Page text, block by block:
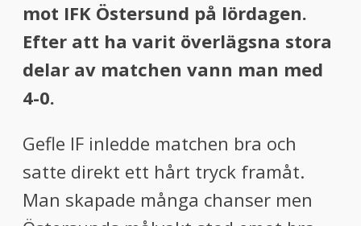
mot IFK Östersund på lördagen.
Efter att ha varit överlägsna stora
delar av matchen vann man med
4-0.
Gefle IF inledde matchen bra och
satte direkt ett hårt tryck framåt.
Man skapade många chanser men